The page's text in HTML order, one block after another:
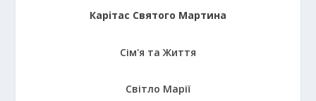
Карітас Святого Мартина
Сім'я та Життя
Світло Марії